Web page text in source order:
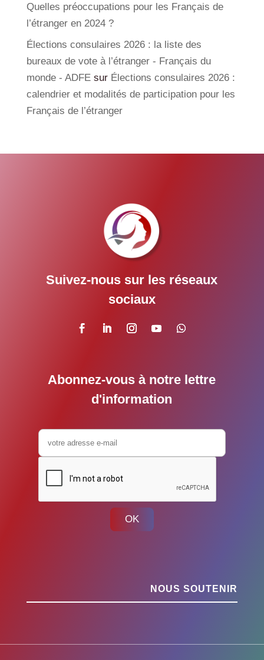
Quelles préoccupations pour les Français de
l’étranger en 2024 ?
Élections consulaires 2026 : la liste des
bureaux de vote à l’étranger - Français du
monde - ADFEsur Élections consulaires 2026 :
calendrier et modalités de participation pour les
Français de l’étranger
Suivez-nous sur les réseaux
sociaux
Abonnez-vous à notre lettre
d'information
OK
NOUS SOUTENIR